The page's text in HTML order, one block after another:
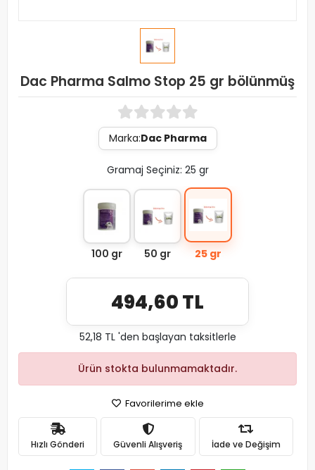
Dac Pharma Salmo Stop 25 gr bölünmüş
Marka:Dac Pharma
Gramaj Seçiniz: 25 gr
100 gr 50 gr 25 gr
494,60 TL
52,18 TL 'den başlayan taksitlerle
Ürün stokta bulunmamaktadır.
Favorilerime ekle
Hızlı Gönderi Güvenli Alışveriş İade ve Değişim